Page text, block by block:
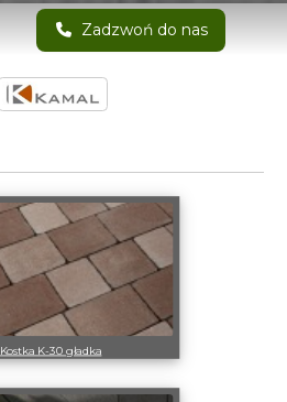
Zadzwoń do nas
Kostka K-30 gładka